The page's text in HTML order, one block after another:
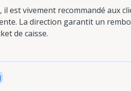
est vivement recommandé aux
La direction garantit un
de caisse.